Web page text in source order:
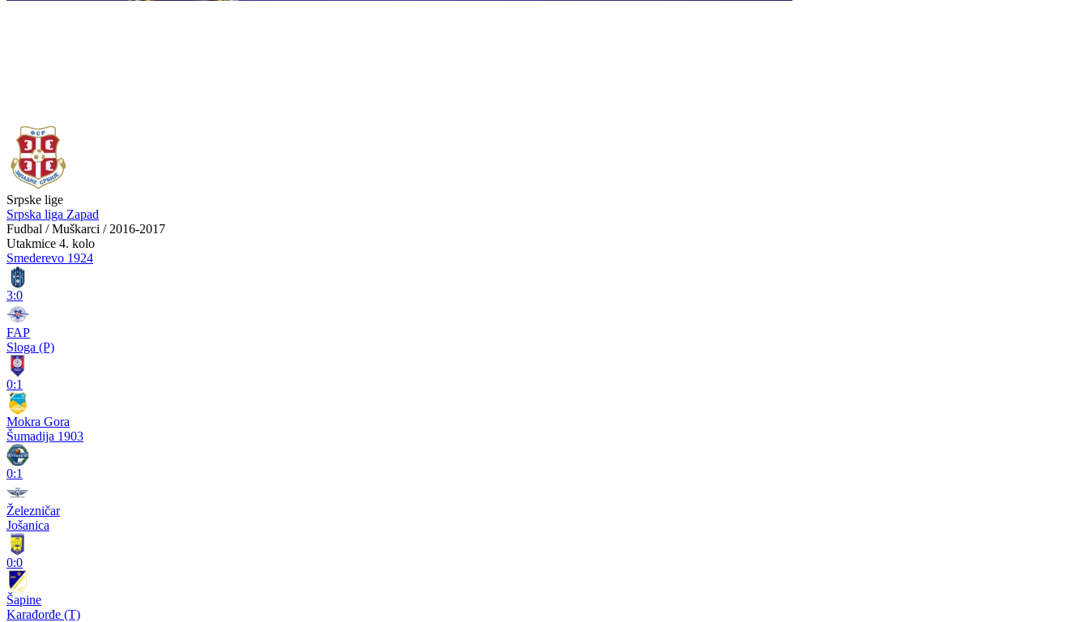
Srpske lige
Srpska liga Zapad
Fudbal / Muškarci / 2016-2017
Utakmice 4. kolo
Smederevo 1924
3:0
FAP
Sloga (P)
0:1
Mokra Gora
Šumadija 1903
0:1
Železničar
Jošanica
0:0
Šapine
Karađorđe (T)